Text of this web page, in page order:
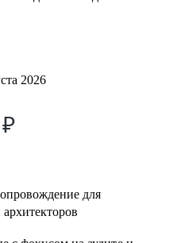
до корпоративного
решения.
роли архитектуры.
2026
₽
для